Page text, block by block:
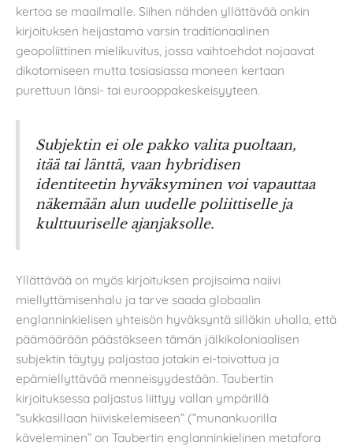
kertoa se maailmalle. Siihen nähden yllättävää onkin
kirjoituksen heijastama varsin traditionaalinen
geopoliittinen mielikuvitus, jossa vaihtoehdot nojaavat
dikotomiseen mutta tosiasiassa moneen kertaan
purettuun länsi- tai eurooppakeskeisyyteen.
Subjektin ei ole pakko valita puoltaan,
itää tai länttä, vaan hybridisen
identiteetin hyväksyminen voi vapauttaa
näkemään alun uudelle poliittiselle ja
kulttuuriselle ajanjaksolle.
Yllättävää on myös kirjoituksen projisoima naiivi
miellyttämisenhalu ja tarve saada globaalin
englanninkielisen yhteisön hyväksyntä silläkin uhalla, että
päämäärään päästäkseen tämän jälkikoloniaalisen
subjektin täytyy paljastaa jotakin ei-toivottua ja
epämiellyttävää menneisyydestään. Taubertin
kirjoituksessa paljastus liittyy vallan ympärillä
”sukkasillaan hiiviskelemiseen” (”munankuorilla
käveleminen” on Taubertin englanninkielinen metafora